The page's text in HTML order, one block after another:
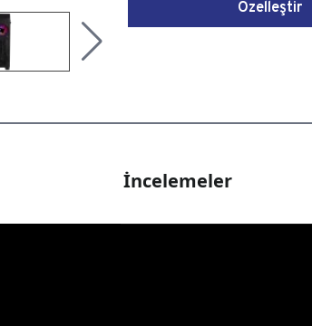
Özelleştir
İncelemeler